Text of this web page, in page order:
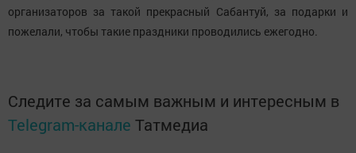
организаторов за такой прекрасный Сабантуй, за подарки и
пожелали, чтобы такие праздники проводились ежегодно.
Следите за самым важным и интересным в
Telegram-канале Татмедиа